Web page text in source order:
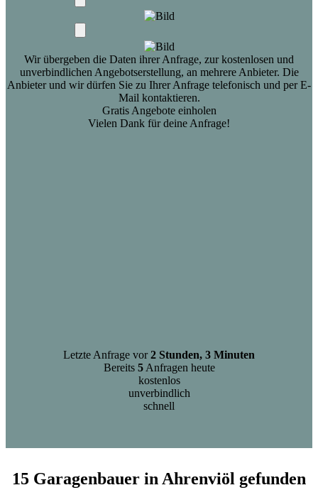
Wir übergeben die Daten ihrer Anfrage, zur kostenlosen und
unverbindlichen Angebotserstellung, an mehrere Anbieter. Die
Anbieter und wir dürfen Sie zu Ihrer Anfrage telefonisch und per E-
Mail kontaktieren.
Gratis Angebote einholen
Vielen Dank für deine Anfrage!
Letzte Anfrage vor2 Stunden, 3 Minuten
Bereits 5Anfragen heute
kostenlos
unverbindlich
schnell
15 Garagenbauer in Ahrenviöl gefunden